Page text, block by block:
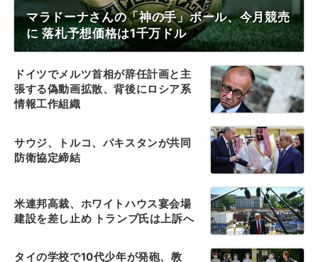
マラドーナさんの「神の手」ボール、今月競売
に 落札予想価格は1千万ドル
ドイツでメルツ首相が辞任計画と主
張する偽動画拡散、背後にロシア系
情報工作組織
サウジ、トルコ、パキスタンが共同
防衛協定締結
米連邦高裁、ホワイトハウス宴会場
建設を差し止め トランプ氏は上訴へ
タイの学校で10代少年が発砲、教